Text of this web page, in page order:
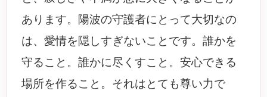
あります。陽波の守護者にとって大切なの
は、愛情を隠しすぎないことです。誰かを
守ること。誰かに尽くすこと。安心できる
場所を作ること。それはとても尊い力で